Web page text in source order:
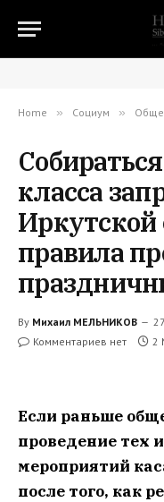
Home » Социум »
класса
Иркутской
правила
By Михаил МЕЛЬНИКОВ
Комментариев нет 2
Если раньше
проведение тех
мероприятий
после того, как